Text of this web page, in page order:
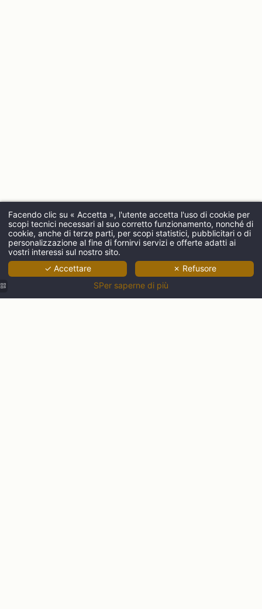
ARRIVO
ADULTI
Facendo clic su « Accetta », l'utente accetta l'uso di cookie per
scopi tecnici necessari al suo corretto funzionamento, nonché di
cookie, anche di terze parti, per scopi statistici, pubblicitari o di
personalizzazione al fine di fornirvi servizi e offerte adatti ai
vostri interessi sul nostro sito.
✓ Accettare
✗ Refusore
SPer saperne di più